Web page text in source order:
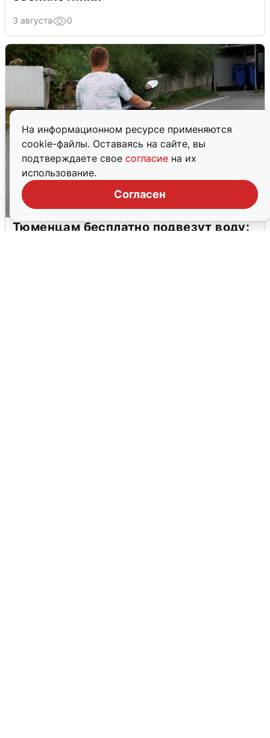
На информационном ресурсе применяются
cookie-файлы. Оставаясь на сайте, вы
подтверждаете свое согласие на их
использование.
Согласен
3 августа 0
Тюменцам бесплатно подвезут воду: